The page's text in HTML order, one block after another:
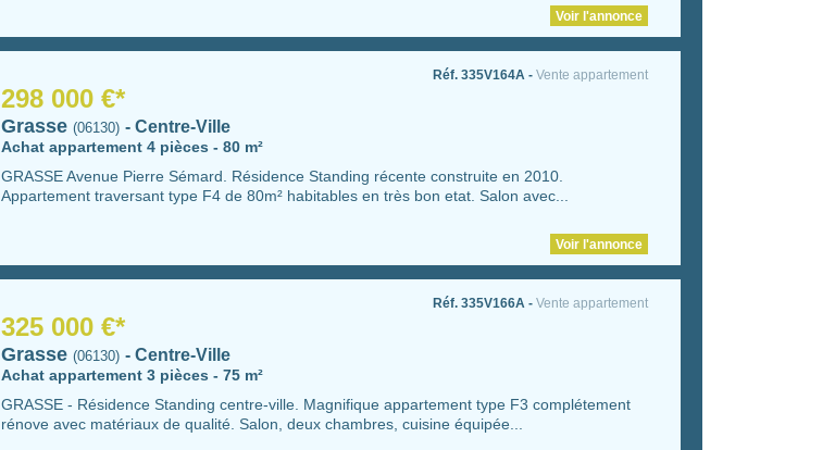
Voir l'annonce
Réf. 335V164A - Vente appartement
298 000 €*
Grasse (06130) - Centre-Ville
Achat appartement 4 pièces - 80 m²
GRASSE Avenue Pierre Sémard. Résidence Standing récente construite en 2010.
Appartement traversant type F4 de 80m² habitables en très bon etat. Salon avec...
Voir l'annonce
Réf. 335V166A - Vente appartement
325 000 €*
Grasse (06130) - Centre-Ville
Achat appartement 3 pièces - 75 m²
GRASSE - Résidence Standing centre-ville. Magnifique appartement type F3 complétement
rénove avec matériaux de qualité. Salon, deux chambres, cuisine équipée...